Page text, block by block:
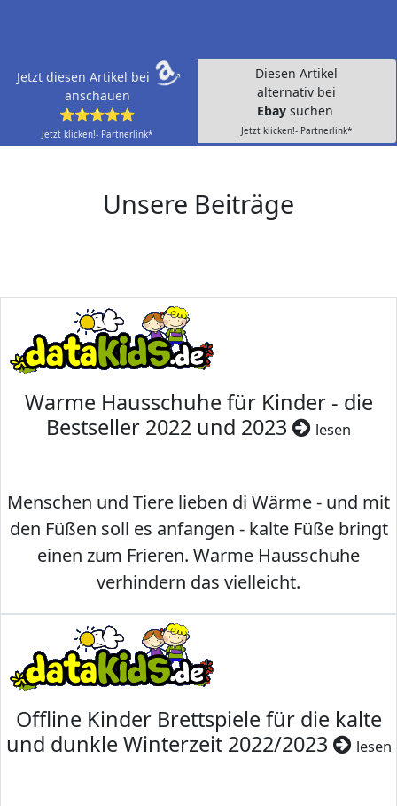
Jetzt diesen Artikel bei
anschauen
⭐⭐⭐⭐⭐
Jetzt klicken!- Partnerlink*
Diesen Artikel
alternativ bei
Ebay suchen
Jetzt klicken!- Partnerlink*
Unsere Beiträge
Warme Hausschuhe für Kinder - die
Bestseller 2022 und 2023
lesen
Menschen und Tiere lieben di Wärme - und mit
den Füßen soll es anfangen - kalte Füße bringt
einen zum Frieren. Warme Hausschuhe
verhindern das vielleicht.
Offline Kinder Brettspiele für die kalte
und dunkle Winterzeit 2022/2023
lesen